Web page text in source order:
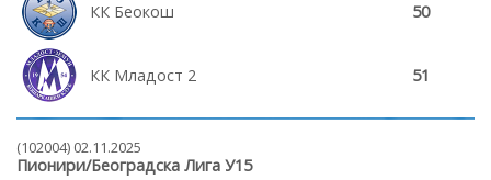
КК Беокош 50
КК Младост 2 51
(102004) 02.11.2025
Пионири/Београдска Лига У15